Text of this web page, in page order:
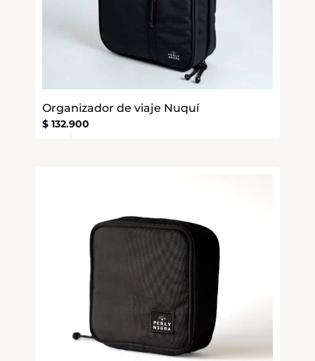
Organizador de viaje Nuquí
$ 132.900